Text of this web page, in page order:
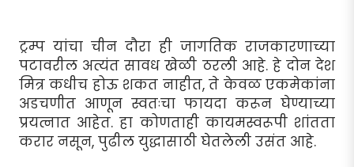
ट्रम्प यांचा चीन दौरा ही जागतिक राजकारणाच्या
पटावरील अत्यंत सावध खेळी ठरली आहे. हे दोन देश
मित्र कधीच होऊ शकत नाहीत, ते केवळ एकमेकांना
अडचणीत आणून स्वतःचा फायदा करून घेण्याच्या
प्रयत्नात आहेत. हा कोणताही कायमस्वरूपी शांतता
करार नसून, पुढील युद्धासाठी घेतलेली उसंत आहे.